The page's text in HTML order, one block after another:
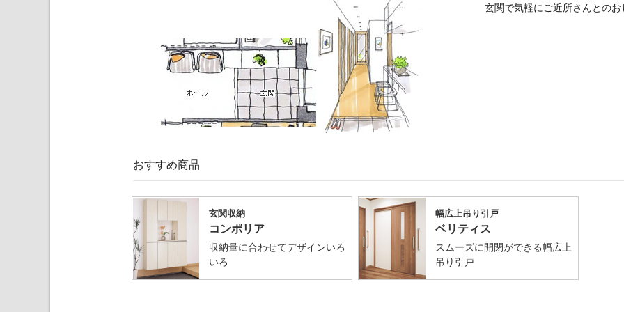
玄関で気軽にご近所さんとのお
おすすめ商品
玄関収納
コンポリア
収納量に合わせてデザインいろ
いろ
幅広上吊り引戸
ベリティス
スムーズに開閉ができる幅広上
吊り引戸